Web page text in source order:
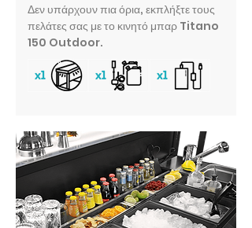
Δεν υπάρχουν πια όρια, εκπλήξτε τους
πελάτες σας με το κινητό μπαρ Titano
150 Outdoor.